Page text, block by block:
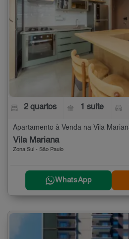
2 quartos 1 suíte
Apartamento à Venda na Vila
Vila Mariana
Zona Sul - São Paulo
WhatsApp